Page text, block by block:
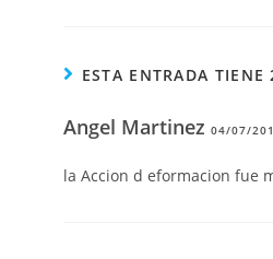
ESTA ENTRADA TIENE
Angel Martinez04/07/
la Accion d eformacion fue